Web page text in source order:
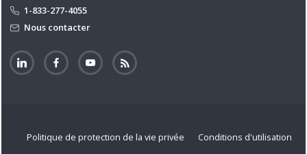
1-833-277-4055
Nous contacter
Politique de protection de la vie privée
Conditions d'utilisation